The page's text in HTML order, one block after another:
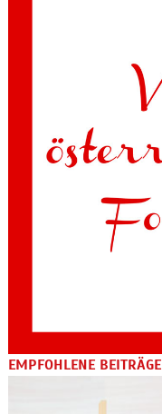
EMPFOHLENE BEITRÄGE